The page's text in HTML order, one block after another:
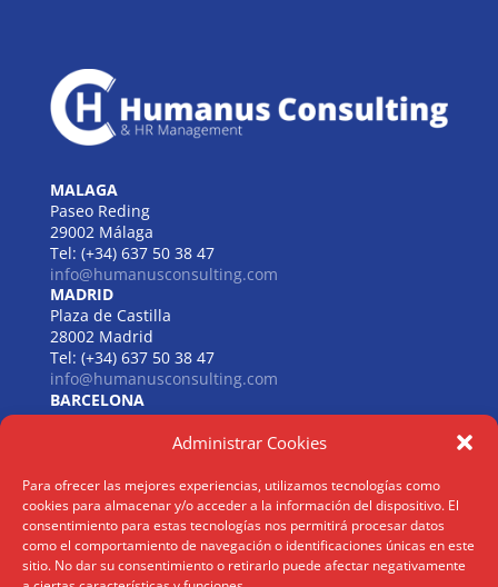
Administrar Cookies
Para ofrecer las mejores experiencias, utilizamos tecnologías como
cookies para almacenar y/o acceder a la información del dispositivo. El
consentimiento para estas tecnologías nos permitirá procesar datos
como el comportamiento de navegación o identificaciones únicas en este
sitio. No dar su consentimiento o retirarlo puede afectar negativamente
MALAGA
Paseo Reding
29002 Málaga
Tel: (+34) 637 50 38 47
info@humanusconsulting.com
MADRID
Plaza de Castilla
28002 Madrid
Tel: (+34) 637 50 38 47
info@humanusconsulting.com
BARCELONA
Carrer de Beethoven
info@humanusconsulting.com
LISBOA
R. Joaquim António de Aguiar
1070 – 150 Lisboa
Tel: (+34) 952 112 561